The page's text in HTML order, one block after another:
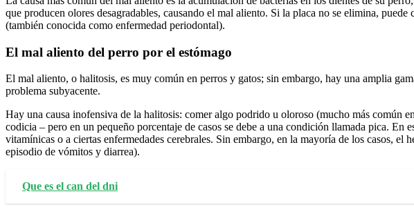
que producen olores desagradables, causando el mal aliento. Si la placa no se elimina,
(también conocida como enfermedad periodontal).
El mal aliento del perro por el estómago
El mal aliento, o halitosis, es muy común en perros y gatos; sin embargo, hay una amplia
problema subyacente.
Hay una causa inofensiva de la halitosis: comer algo podrido u oloroso (mucho más común
codicia – pero en un pequeño porcentaje de casos se debe a una condición llamada pica.
vitamínicas o a ciertas enfermedades cerebrales. Sin embargo, en la mayoría de los casos,
episodio de vómitos y diarrea).
Que es el can del dni